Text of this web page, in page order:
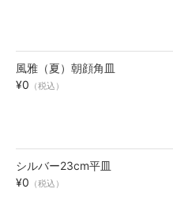
風雅（夏）朝顔角皿
¥0 （税込）
シルバー23cm平皿
¥0 （税込）